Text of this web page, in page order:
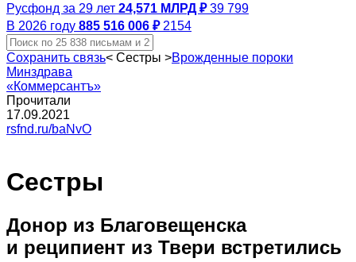
Русфонд за 29 лет 24,571 МЛРД ₽ 39 799
В 2026 году 885 516 006 ₽ 2154
Сохранить связь< Сестры >Врожденные пороки
Минздрава
«Коммерсантъ»
Прочитали
17.09.2021
rsfnd.ru/baNvO
Сестры
Донор из Благовещенска
и реципиент из Твери встретились